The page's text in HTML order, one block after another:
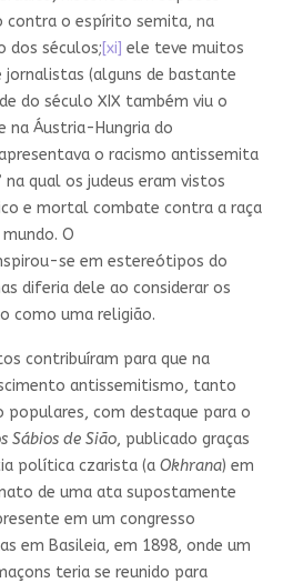
o espírito semita, na
dos séculos;[xi] ele teve muitos
(alguns de bastante
do século XIX também viu o
na Áustria-Hungria do
o racismo antissemita
qual os judeus eram vistos
e mortal combate contra a raça
O
se em estereótipos do
diferia dele ao considerar os
como uma religião.
contribuíram para que na
antissemitismo, tanto
com destaque para o
Sábios de Sião, publicado graças
política czarista (a Okhrana) em
de uma ata supostamente
em um congresso
em Basileia, em 1898, onde um
teria se reunido para